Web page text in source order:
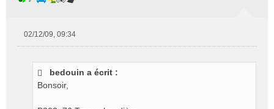
02/12/09, 09:34
bedouin a écrit :
Bonsoir,